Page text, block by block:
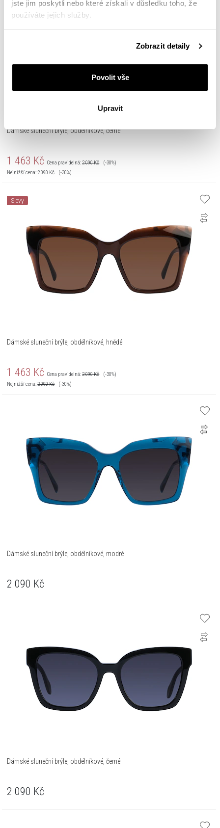
jste jim poskytli nebo které získali v důsledku toho, že
používáte jejich služby.
Zásadách ochrany osobních údajů
Zobrazit detaily
Povolit vše
Upravit
Dámské sluneční brýle, obdélníkové, černé
1 463 Kč Cena pravidelná:2 090Kč
(-30%)
Nejnižší cena:2 090Kč (-30%)
Slevy
Dámské sluneční brýle, obdélníkové, hnědé
1 463 Kč Cena pravidelná:2 090Kč
(-30%)
Nejnižší cena:2 090Kč (-30%)
Dámské sluneční brýle, obdélníkové, modré
2 090 Kč
Dámské sluneční brýle, obdélníkové, černé
2 090 Kč